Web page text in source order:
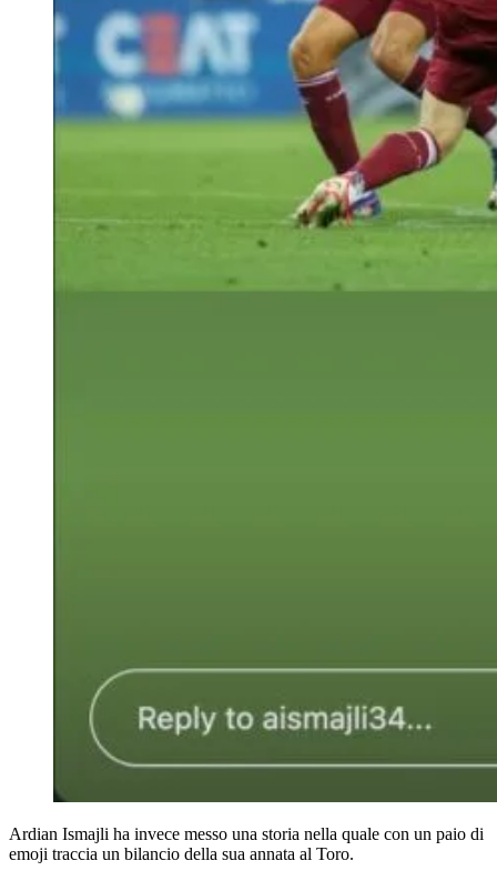
Ardian Ismajli ha invece messo una storia nella quale con un paio di
emoji traccia un bilancio della sua annata al Toro.